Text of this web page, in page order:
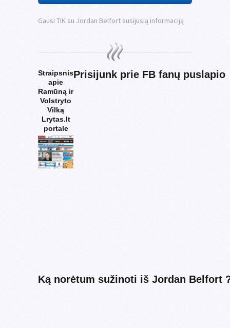
Gausi TIK su Jordan Belfort susijusią informaciją
Straipsnis
apie
Ramūną ir
Volstryto
Vilką
Lrytas.lt
portale
Prisijunk prie FB fanų puslapio
Ką norėtum sužinoti iš Jordan Belfort